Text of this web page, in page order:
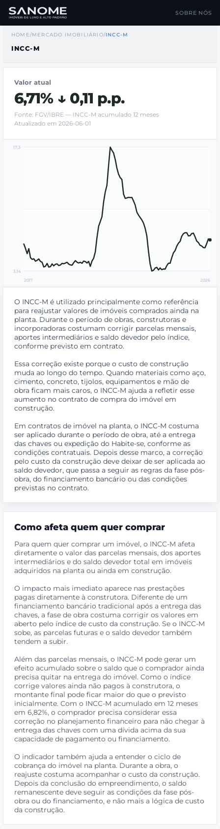
SOBRE NÓS
HOME/MERCADO IMOBILIÁRIO/INCC-M
INCC-M
O INCC-M é utilizado principalmente como referência
para reajustar valores de imóveis comprados ainda na
planta. Durante o período de obras, construtoras e
incorporadoras costumam corrigir parcelas mensais,
aportes intermediários e saldo devedor pelo índice,
conforme previsto em contrato.
Essa correção existe porque o custo de construção
muda ao longo do tempo. Quando materiais como aço,
cimento, concreto, tijolos, equipamentos e mão de
obra ficam mais caros, o INCC-M ajuda a refletir esse
aumento no contrato de compra do imóvel em
construção.
Em contratos de imóvel na planta, o INCC-M costuma
ser aplicado durante o período de obra, até a entrega
das chaves ou expedição do Habite-se, conforme as
condições contratuais. Depois desse marco, a correção
pelo custo da construção deve deixar de ser aplicada ao
saldo devedor, que passa a seguir as regras da fase pós-
obra, do financiamento bancário ou das condições
previstas no contrato.
Como afeta quem quer comprar
Para quem quer comprar um imóvel, o INCC-M afeta
diretamente o valor das parcelas mensais, dos aportes
intermediários e do saldo devedor total em imóveis
adquiridos na planta ou ainda em construção.
O impacto mais imediato aparece nas prestações
pagas diretamente à construtora. Diferente de um
financiamento bancário tradicional após a entrega das
chaves, a fase de obra costuma corrigir os valores em
aberto pelo índice de custo da construção. Se o INCC-M
sobe, as parcelas futuras e o saldo devedor também
tendem a subir.
Além das parcelas mensais, o INCC-M pode gerar um
efeito acumulado sobre o saldo que o comprador ainda
precisa quitar na entrega do imóvel. Como o índice
corrige valores ainda não pagos à construtora, o
montante final pode ficar maior do que o previsto
inicialmente. Com o INCC-M acumulado em 12 meses
em 6,82%, o comprador precisa considerar essa
correção no planejamento financeiro para não chegar à
entrega das chaves com uma dívida acima da sua
capacidade de pagamento ou financiamento.
O indicador também ajuda a entender o ciclo de
cobrança do imóvel na planta. Durante a obra, o
reajuste costuma acompanhar o custo da construção.
Depois da conclusão do empreendimento, o saldo
remanescente deve seguir as condições da fase pós-
obra ou do financiamento, e não mais a lógica de custo
da construção.
Valor atual
6,71% ↓ 0,11 p.p.
Fonte: FGV/IBRE — INCC-M acumulado 12 meses
Atualizado em 2026-06-01
17,3
3,14
2017 2026